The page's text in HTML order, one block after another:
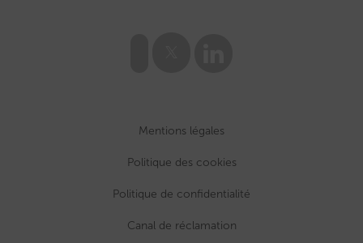
Mentions légales
Politique des cookies
Politique de confidentialité
Canal de réclamation